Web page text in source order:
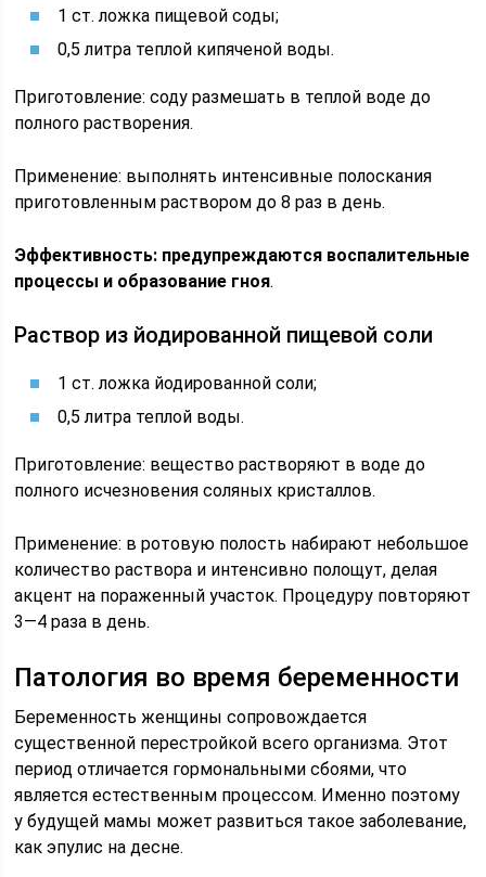
1 ст. ложка пищевой соды;
0,5 литра теплой кипяченой воды.
Приготовление: соду размешать в теплой воде до
полного растворения.
Применение: выполнять интенсивные полоскания
приготовленным раствором до 8 раз в день.
Эффективность: предупреждаются воспалительные
процессы и образование гноя.
Раствор из йодированной пищевой соли
1 ст. ложка йодированной соли;
0,5 литра теплой воды.
Приготовление: вещество растворяют в воде до
полного исчезновения соляных кристаллов.
Применение: в ротовую полость набирают небольшое
количество раствора и интенсивно полощут, делая
акцент на пораженный участок. Процедуру повторяют
3—4 раза в день.
Патология во время беременности
Беременность женщины сопровождается
существенной перестройкой всего организма. Этот
период отличается гормональными сбоями, что
является естественным процессом. Именно поэтому
у будущей мамы может развиться такое заболевание,
как эпулис на десне.